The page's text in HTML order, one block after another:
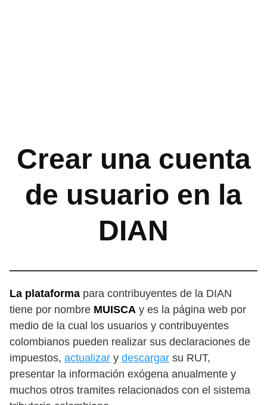
Crear una cuenta
de usuario en la
DIAN
La plataforma para contribuyentes de la DIAN
tiene por nombre MUISCA y es la página web por
medio de la cual los usuarios y contribuyentes
colombianos pueden realizar sus declaraciones de
impuestos, actualizar y descargar su RUT,
presentar la información exógena anualmente y
muchos otros tramites relacionados con el sistema